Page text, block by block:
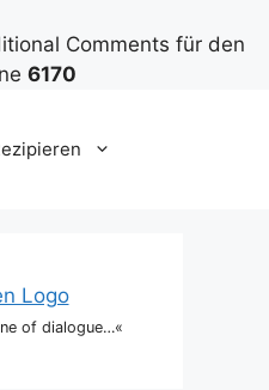
Comments für den
6170
of dialogue…«